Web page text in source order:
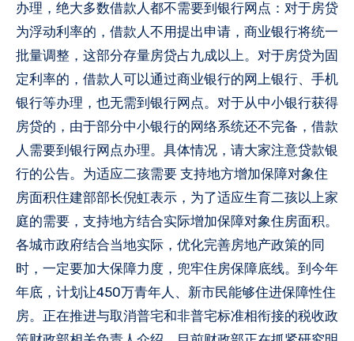
办理，绝大多数借款人都不需要到银行网点：对于房贷
为浮动利率的，借款人不用提出申请，商业银行将统一
批量调整，这部分存量房贷占九成以上。对于房贷为固
定利率的，借款人可以通过商业银行的网上银行、手机
银行等办理，也无需到银行网点。对于从中小银行获得
房贷的，由于部分中小银行的网络系统还不完备，借款
人需要到银行网点办理。具体情况，请大家注意贷款银
行的公告。为适应二孩需要 支持地方增加保障对象住
房面积住建部部长倪虹表示，为了适应生育二孩以上家
庭的需要，支持地方结合实际增加保障对象住房面积。
各城市政府结合当地实际，优化完善房地产政策的同
时，一定要加大保障力度，兜牢住房保障底线。到今年
年底，计划让450万青年人、新市民能够住进保障性住
房。正在推进与取消普宅和非普宅标准相衔接的税收政